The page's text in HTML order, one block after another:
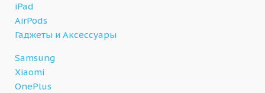
iPad
AirPods
Гаджеты и Аксессуары
Samsung
Xiaomi
OnePlus